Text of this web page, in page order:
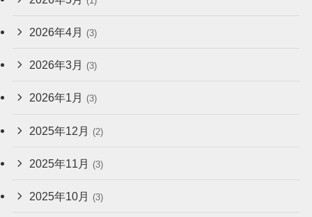
2026年4月 (3)
2026年3月 (3)
2026年1月 (3)
2025年12月 (2)
2025年11月 (3)
2025年10月 (3)